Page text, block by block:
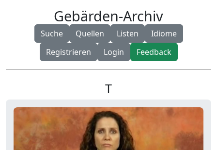
Gebärden-Archiv
Suche Quellen Listen
Idiome
Registrieren
Login Feedback
T